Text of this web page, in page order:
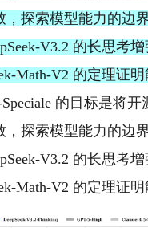
，探索模型能力的边
V3.2 的长思考
Math-V2 的定理证明
Speciale 的目标是将
，探索模型能力的边
V3.2 的长思考
Math-V2 的定理证明